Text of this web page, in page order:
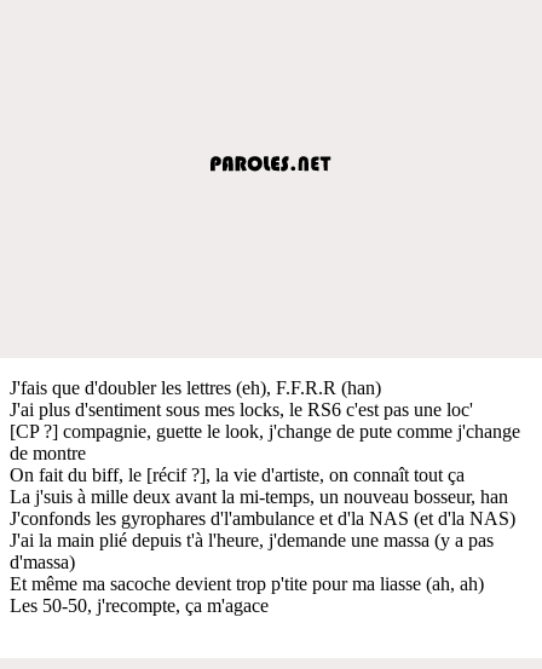
J'fais que d'doubler les lettres (eh), F.F.R.R (han)
J'ai plus d'sentiment sous mes locks, le RS6 c'est pas une loc'
[CP ?] compagnie, guette le look, j'change de pute comme j'change
de montre
On fait du biff, le [récif ?], la vie d'artiste, on connaît tout ça
La j'suis à mille deux avant la mi-temps, un nouveau bosseur, han
J'confonds les gyrophares d'l'ambulance et d'la NAS (et d'la NAS)
J'ai la main plié depuis t'à l'heure, j'demande une massa (y a pas
d'massa)
Et même ma sacoche devient trop p'tite pour ma liasse (ah, ah)
Les 50-50, j'recompte, ça m'agace